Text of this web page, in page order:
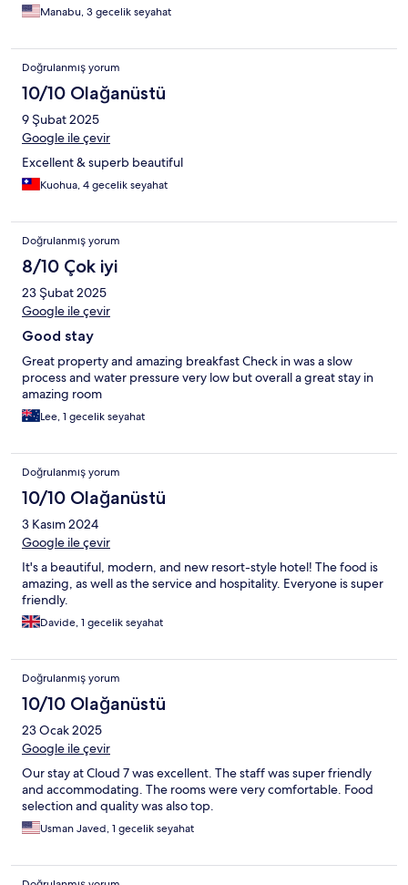
Manabu, 3 gecelik seyahat
Doğrulanmış yorum
10/10 Olağanüstü
9 Şubat 2025
Google ile çevir
Excellent & superb beautiful
Kuohua, 4 gecelik seyahat
Doğrulanmış yorum
8/10 Çok iyi
23 Şubat 2025
Google ile çevir
Good stay
Great property and amazing breakfast Check in was a slow
process and water pressure very low but overall a great stay in
amazing room
Lee, 1 gecelik seyahat
Doğrulanmış yorum
10/10 Olağanüstü
3 Kasım 2024
Google ile çevir
It's a beautiful, modern, and new resort-style hotel! The food is
amazing, as well as the service and hospitality. Everyone is super
friendly.
Davide, 1 gecelik seyahat
Doğrulanmış yorum
10/10 Olağanüstü
23 Ocak 2025
Google ile çevir
Our stay at Cloud 7 was excellent. The staff was super friendly
and accommodating. The rooms were very comfortable. Food
selection and quality was also top.
Usman Javed, 1 gecelik seyahat